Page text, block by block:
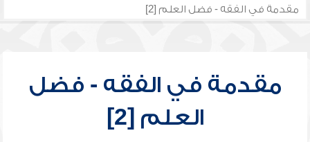
مقدمة في الفقه - فضل العلم [2]
مقدمة في الفقه - فضل
العلم [2]